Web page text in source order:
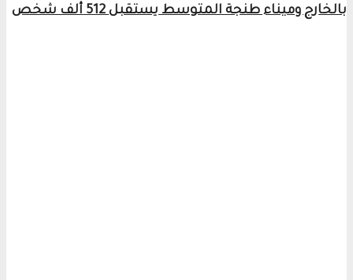
بالخارج وميناء طنجة المتوسط يستقبل 512 ألف شخص